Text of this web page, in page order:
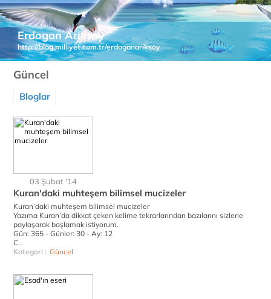
Erdogan Ariksoy
http://blog.milliyet.com.tr/erdoganariksoy
Güncel
Bloglar
03 Şubat '14
Kuran'daki muhteşem bilimsel mucizeler
Kuran’daki muhteşem bilimsel mucizeler
Yazıma Kuran’da dikkat çeken kelime tekrarlarından bazılarını sizlerle
paylaşarak başlamak istiyorum.
Gün: 365 - Günler: 30 - Ay: 12
C..
Kategori : Güncel